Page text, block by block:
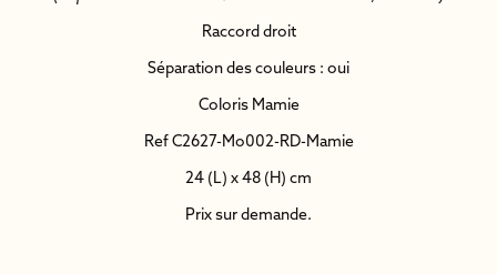
Raccord droit
Séparation des couleurs : oui
Coloris Mamie
Ref C2627-Mo002-RD-Mamie
24 (L) x 48 (H) cm
Prix sur demande.